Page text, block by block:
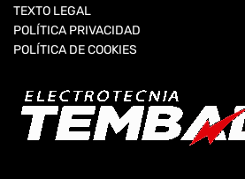
TEXTO LEGAL
POLÍTICA PRIVACIDAD
POLÍTICA DE COOKIES